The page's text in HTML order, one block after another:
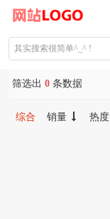
筛选出 0 条数据
综合 销量 热度